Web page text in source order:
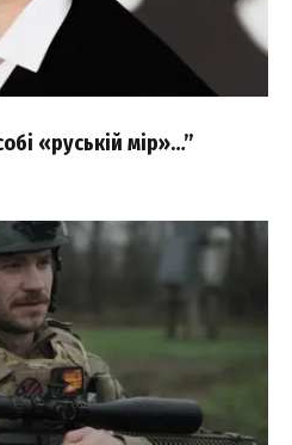
«руській мір»…”